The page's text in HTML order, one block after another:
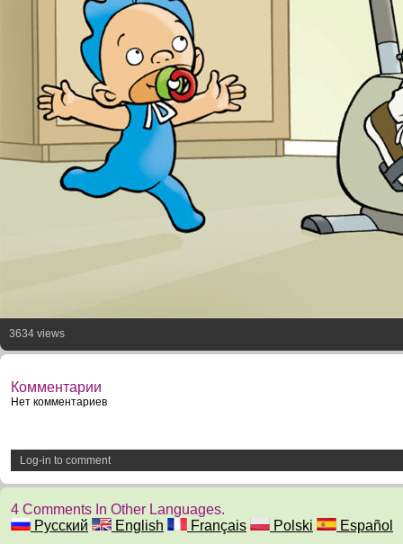
3634 views
Комментарии
Нет комментариев
Log-in to comment
4 Comments In Other Languages.
Русский
English Français Polski Español